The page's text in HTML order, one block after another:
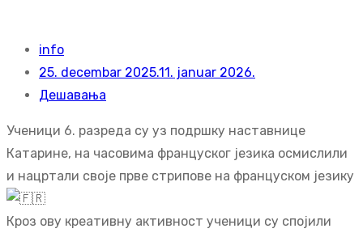
info
25. decembar 2025.11. januar 2026.
Дешавања
Ученици 6. разреда су уз подршку наставнице
Катарине, на часовима француског језика осмислили
и нацртали своје прве стрипове на француском језику
Кроз ову креативну активност ученици су спојили